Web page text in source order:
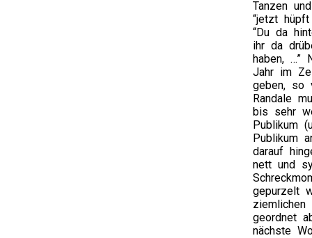
Tanzen
“jetzt
“Du da
ihr da
haben, …”
Jahr im
geben, so
Randale
bis sehr
Publikum
Publikum
darauf
nett und
gepurzelt
geordnet
nächste